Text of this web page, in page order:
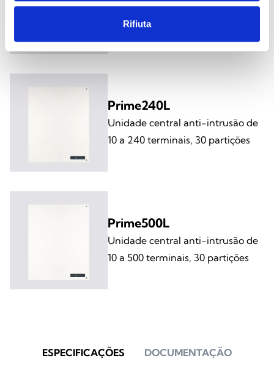
Rifiuta
Unidade central anti-intrusão de
10 a 120 terminais, 20 partições
Prime240L
Unidade central anti-intrusão de
10 a 240 terminais, 30 partições
Prime500L
Unidade central anti-intrusão de
10 a 500 terminais, 30 partições
ESPECIFICAÇÕES DOCUMENTAÇÃO